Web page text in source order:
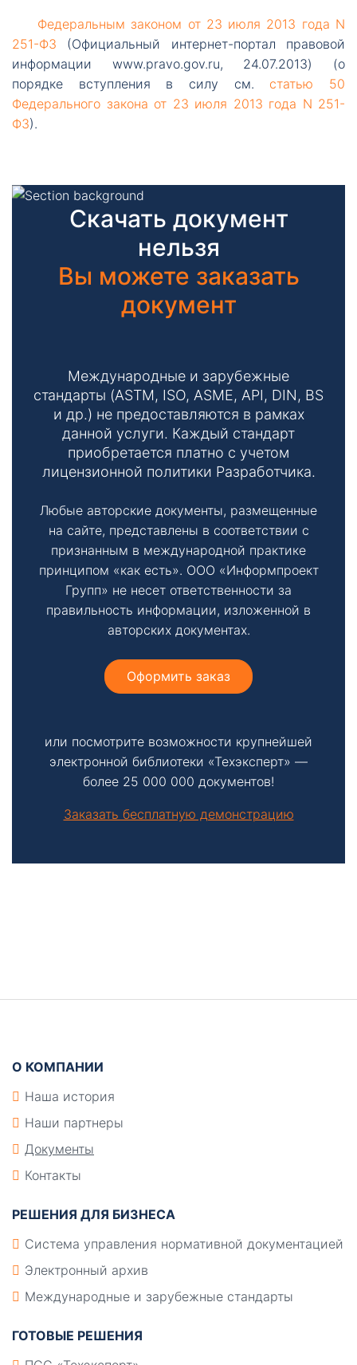
Федеральным законом от 23 июля 2013 года N
251-ФЗ (Официальный интернет-портал правовой
информации www.pravo.gov.ru, 24.07.2013) (о
порядке вступления в силу см. статью 50
Федерального закона от 23 июля 2013 года N 251-
ФЗ).
Скачать документ
нельзя
Вы можете заказать
документ
Международные и зарубежные
стандарты (ASTM, ISO, ASME, API, DIN, BS
и др.) не предоставляются в рамках
данной услуги. Каждый стандарт
приобретается платно с учетом
лицензионной политики Разработчика.
Любые авторские документы, размещенные
на сайте, представлены в соответствии с
признанным в международной практике
принципом «как есть». ООО «Информпроект
Групп» не несет ответственности за
правильность информации, изложенной в
авторских документах.
Оформить заказ
или посмотрите возможности крупнейшей
электронной библиотеки «Техэксперт» —
более 25 000 000 документов!
Заказать бесплатную демонстрацию
О КОМПАНИИ
Наша история
Наши партнеры
Документы
Контакты
РЕШЕНИЯ ДЛЯ БИЗНЕСА
Система управления нормативной документацией
Электронный архив
Международные и зарубежные стандарты
ГОТОВЫЕ РЕШЕНИЯ